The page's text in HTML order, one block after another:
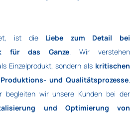
ist die Liebe zum Detail bei
für das Ganze . Wir verstehen
Einzelprodukt, sondern als kritischen
und Qualitätsprozesse
begleiten wir unsere Kunden bei der
und Optimierung von